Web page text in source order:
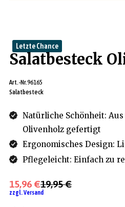
Letzte Chance
Salatbesteck
Art.-Nr.96165
Salatbesteck
Natürliche Schönheit:
Olivenholz gefertigt
Ergonomisches Design:
Pflegeleicht: Einfach zu
15,96 €19,95 €
zzgl. Versand